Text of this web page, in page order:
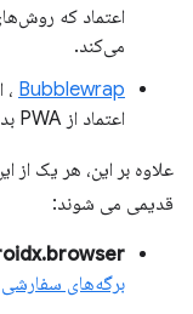
اعتماد که
می‌کند.
Bubblewrap ،
اعتماد از PWA بدون دست زدن به هیچ کد جاوا.
علاوه بر این، هر یک از
قدیمی می شوند:
برگه‌های سفارشی